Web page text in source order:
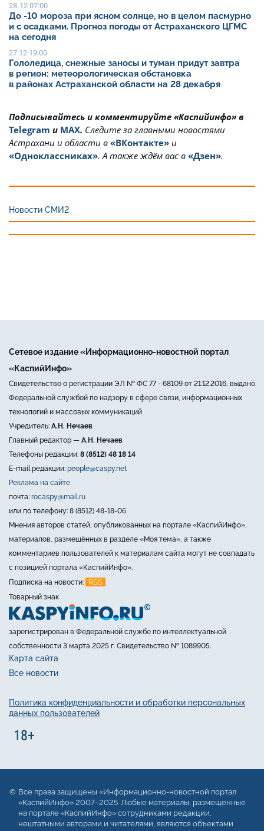
28.12 07:00
До -10 мороза при ясном солнце, но в целом пасмурно
и с осадками. Прогноз погоды от Астраханского ЦГМС
на сегодня
27.12 19:00
Гололедица, снежные заносы и туман придут завтра
в регион: метеорологическая обстановка
в районах Астраханской области на 28 декабря
Подписывайтесь и комментируйте «Каспийинфо» в
Telegram и MAX. Cледите за главными новостями
Астрахани и области в «ВКонтакте» и
«Одноклассниках». А также ждём вас в «Дзен».
Новости СМИ2
Сетевое издание «Информационно-новостной портал
«КаспийИнфо»
Свидетельство о регистрации ЭЛ № ФС 77 - 68109 от 21.12.2016, выдано
Федеральной службой по надзору в сфере связи, информационных
технологий и массовых коммуникаций
Учредитель: А.Н. Нечаев
Главный редактор — А.Н. Нечаев
Телефоны редакции: 8 (8512) 48 18 14
E-mail редакции: people@caspy.net
Реклама на сайте
почта: rocaspy@mail.ru
или по телефону: 8 (8512) 48-18-06
Мнения авторов статей, опубликованных на портале «КаспийИнфо»,
материалов, размещённых в разделе «Моя тема», а также
комментариев пользователей к материалам сайта могут не совпадать
с позицией портала «КаспийИнфо».
Подписка на новости:
RSS
Товарный знак
зарегистрирован в Федеральной службе по интеллектуальной
собственности 3 марта 2025 г. Свидетельство № 1089905.
Карта сайта
Все новости
Политика конфиденциальности и обработки персональных
данных пользователей
Все права защищены «Информационно-новостной портал
«КаспийИнфо» 2007–2025. Любые материалы, размещенные
на портале «КаспийИнфо» сотрудниками редакции,
нештатными авторами и читателями, являются объектами